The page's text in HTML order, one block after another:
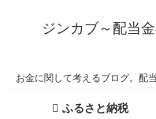
ジンカブ～配当
お金に関して考えるブログ。配
ふるさと納税